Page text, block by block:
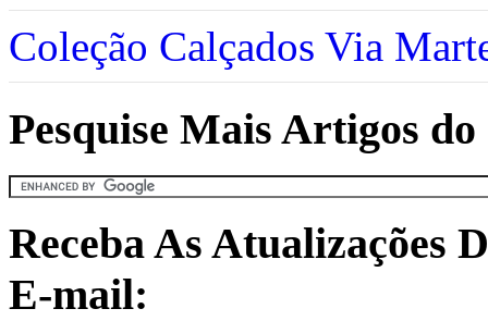
Coleção Calçados Via
Pesquise Mais Artigos do
Receba As Atualizações
E-mail: